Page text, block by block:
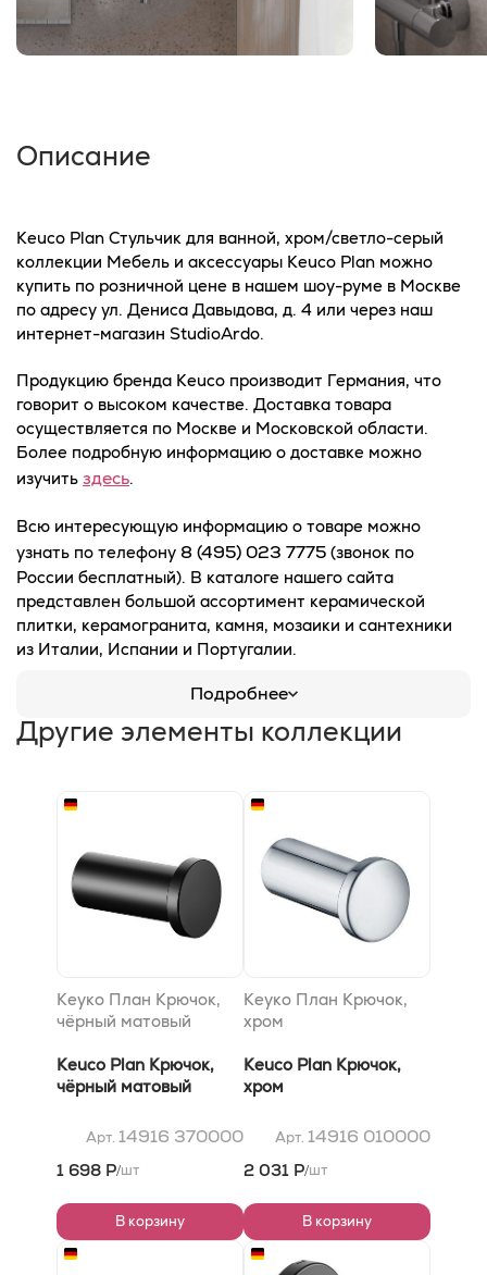
Описание
Keuco Plan Стульчик для ванной, хром/светло-серый
коллекции Мебель и аксессуары Keuco Plan можно
купить по розничной цене в нашем шоу-руме в Москве
по адресу ул. Дениса Давыдова, д. 4 или через наш
интернет-магазин StudioArdo.
Продукцию бренда Keuco производит Германия, что
говорит о высоком качестве. Доставка товара
осуществляется по Москве и Московской области.
Более подробную информацию о доставке можно
изучить здесь.
Всю интересующую информацию о товаре можно
узнать по телефону 8 (495) 023 7775 (звонок по
России бесплатный). В каталоге нашего сайта
представлен большой ассортимент керамической
плитки, керамогранита, камня, мозаики и сантехники
из Италии, Испании и Португалии.
Подробнее
Другие элементы коллекции
Кеуко План Крючок,
чёрный матовый
Keuco Plan Крючок,
чёрный матовый
Арт. 14916 370000
1 698 Р/шт
В корзину
Кеуко План Крючок,
хром
Keuco Plan Крючок,
хром
Арт. 14916 010000
2 031 Р/шт
В корзину